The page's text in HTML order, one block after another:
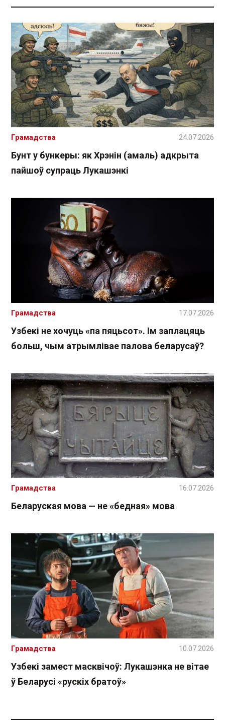
Бунт у бункеры: як Хрэнін (амаль) адкрыта
пайшоў супраць Лукашэнкі
Грамадства 24.07.2026
Узбекі не хочуць «па пяцьсот». Ім заплацяць
больш, чым атрымлівае палова беларусаў?
Грамадства 17.07.2026
Беларуская мова — не «бедная» мова
Грамадства 16.07.2026
Узбекі замест масквічоў: Лукашэнка не вітае
ў Беларусі «рускіх братоў»
Грамадства 10.07.2026